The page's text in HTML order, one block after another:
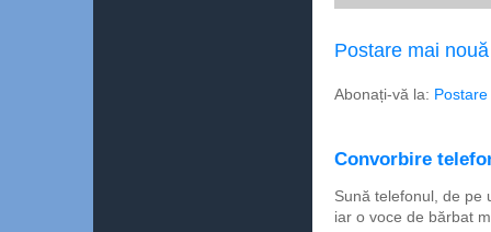
Postare mai nouă
Abonați-vă la:
Convorbire
Sună telefonul, de pe
iar o voce de bărbat